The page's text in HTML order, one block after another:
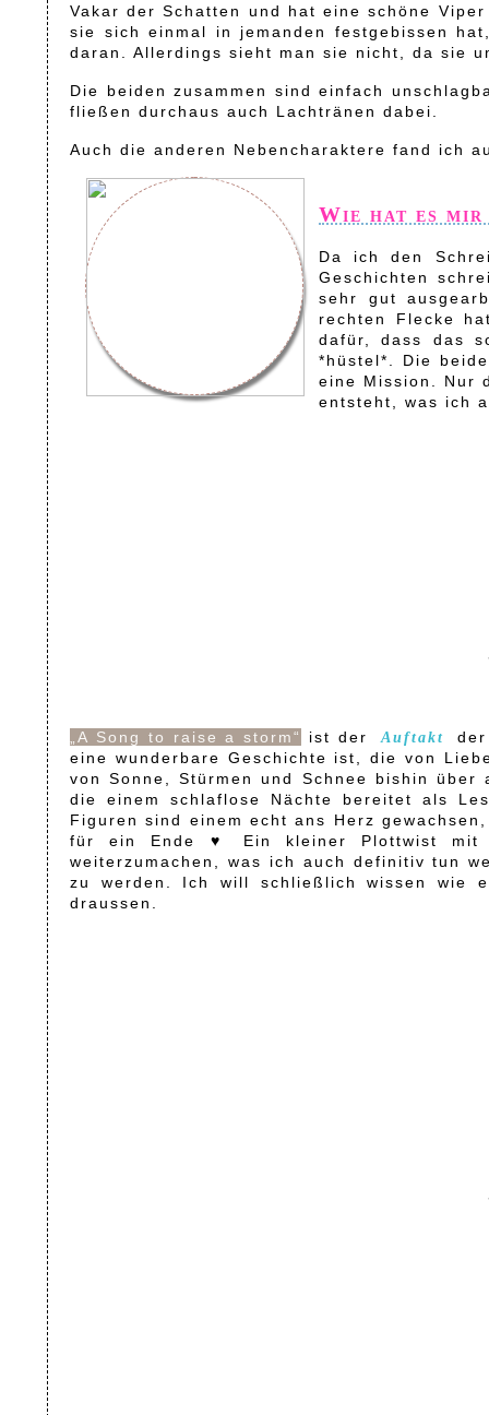
Vakar der Schatten und hat eine schöne
sie sich einmal in jemanden festgebissen
daran. Allerdings sieht man sie nicht, da sie
Die beiden zusammen sind einfach
fließen durchaus auch Lachtränen dabei.
Auch die anderen Nebencharaktere fand ich
Wie hat es
Da ich den
Geschichten
sehr gut
rechten Flecke
dafür, dass das
*hüstel*. Die
eine Mission. Nur
entsteht, was ich
„A Song to raise a storm“ ist der Auftakt
eine wunderbare Geschichte ist, die von
von Sonne, Stürmen und Schnee bishin
die einem schlaflose Nächte bereitet als
Figuren sind einem echt ans Herz
für ein Ende ♥ Ein kleiner Plottwist mit
weiterzumachen, was ich auch definitiv tun
zu werden. Ich will schließlich wissen wie
draussen.